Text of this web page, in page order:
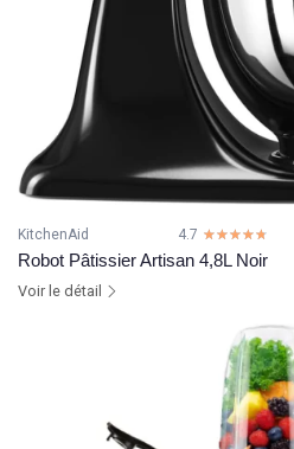
KitchenAid 4.7 ☆☆☆☆☆
★★★★★
Robot Pâtissier Artisan 4,8L Noir
Voir le détail